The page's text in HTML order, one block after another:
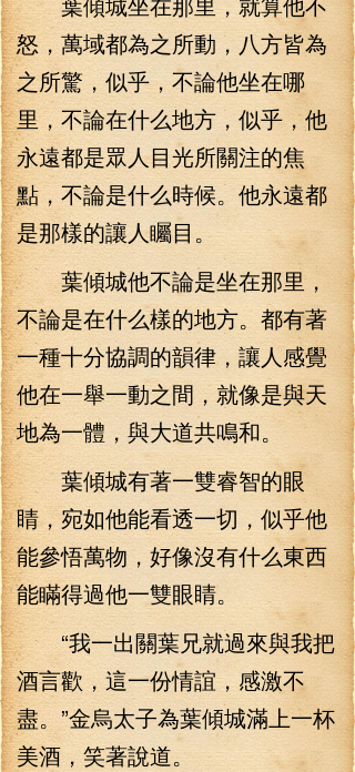
怒，萬域都為之所動，八方皆為
之所驚，似乎，不論他坐在哪
里，不論在什么地方，似乎，他
永遠都是眾人目光所關注的焦
點，不論是什么時候。他永遠都
是那樣的讓人矚目。
葉傾城他不論是坐在那里，
不論是在什么樣的地方。都有著
一種十分協調的韻律，讓人感覺
他在一舉一動之間，就像是與天
地為一體，與大道共鳴和。
葉傾城有著一雙睿智的眼
睛，宛如他能看透一切，似乎他
能參悟萬物，好像沒有什么東西
能瞞得過他一雙眼睛。
“我一出關葉兄就過來與我把
酒言歡，這一份情誼，感激不
盡。”金烏太子為葉傾城滿上一杯
美酒，笑著說道。